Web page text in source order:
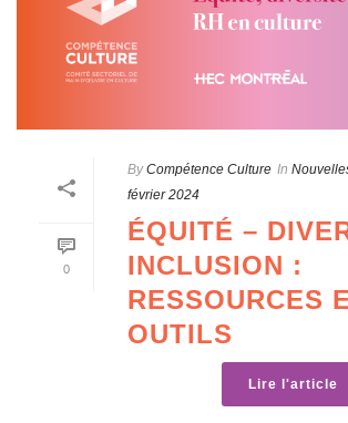
0
By Compétence Culture In
février 2024
ÉQUITÉ –
INCLUSION :
RESSOURCES
OUTILS
Lire l'article